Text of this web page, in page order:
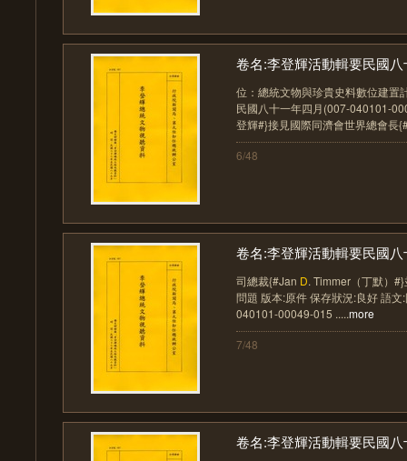
卷名:李登輝活動輯要民國八
位：總統文物與珍貴史料數位建
民國八十一年四月(007-040101-
登輝#}接見國際同濟會世界總會長
6/48
卷名:李登輝活動輯要民國八
司總裁{#Jan D. Timmer（丁默）
問題 版本:原件 保存狀況:良好 語
040101-00049-015 .....more
7/48
卷名:李登輝活動輯要民國八